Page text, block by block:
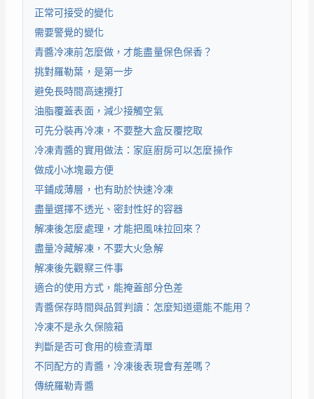
正常可接受的變化
需要警覺的變化
青醬冷凍前怎麼做，才能盡量保色保香？
挑對羅勒葉，是第一步
避免長時間高速攪打
油脂覆蓋表面，減少接觸空氣
可先分裝再冷凍，不要整大盒反覆挖取
冷凍青醬的實用做法：家庭廚房可以怎麼操作
做成小冰塊最方便
平鋪成薄層，也有助於快速冷凍
盡量選擇不透光、密封性好的容器
解凍後怎麼處理，才能把風味拉回來？
盡量冷藏解凍，不要大火急解
解凍後先觀察三件事
適合的使用方式，能掩蓋部分色差
青醬保存時間與品質判讀：怎麼知道還能不能用？
冷凍不是永久保險箱
判斷是否可食用的檢查清單
不同配方的青醬，冷凍後表現會有差嗎？
傳統羅勒青醬